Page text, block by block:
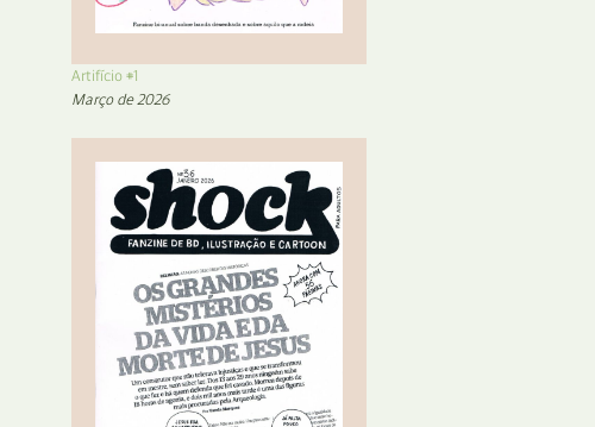
Artifício #1
Março de 2026